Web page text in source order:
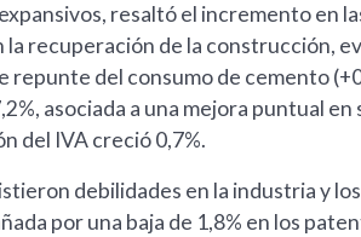
resaltó el incremento en
la recuperación de la construcción,
repunte del consumo de cemento
asociada a una mejora puntual
del IVA creció 0,7%.
debilidades en la industria y
por una baja de 1,8% en los